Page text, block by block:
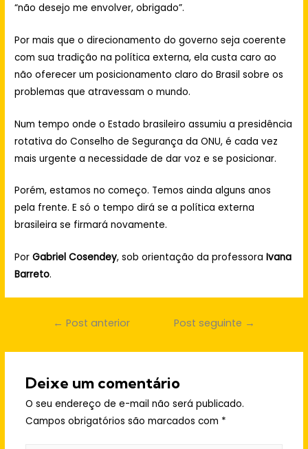
“não desejo me envolver, obrigado”.
Por mais que o direcionamento do governo sejacoerente
com sua tradição na política externa, ela custa caro ao
não oferecer um posicionamento claro do Brasil sobre os
problemas que atravessam o mundo.
Num tempo onde o Estado brasileiro assumiu a presidência
rotativa do Conselho de Segurança da ONU, é cada vez
mais urgente a necessidade de dar voz e se posicionar.
Porém, estamos no começo. Temos ainda alguns anos
pela frente. E só o tempo dirá se a política externa
brasileira se firmará novamente.
PorGabriel Cosendey, sob orientação da professoraIvana
Barreto.
Navegação
← Post anterior Post seguinte →
Deixe um comentário
O seu endereço de e-mail não será publicado.
Campos obrigatórios são marcados com *